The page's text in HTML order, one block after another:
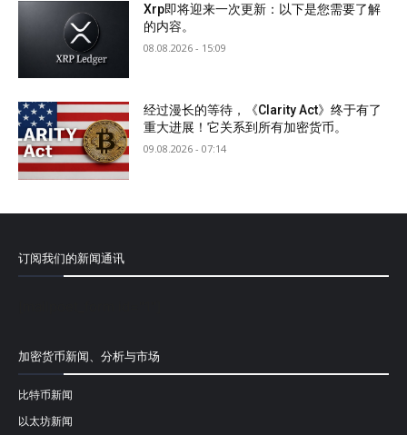
Xrp即将迎来一次更新：以下是您需要了解
的内容。
08.08.2026 - 15:09
经过漫长的等待，《Clarity Act》终于有了
重大进展！它关系到所有加密货币。
09.08.2026 - 07:14
订阅我们的新闻通讯
加密货币新闻、分析与市场
比特币新闻
以太坊新闻